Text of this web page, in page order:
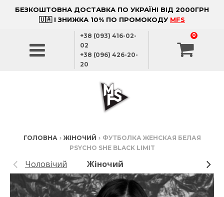
БЕЗКОШТОВНА ДОСТАВКА ПО УКРАЇНІ ВІД 2000ГРН
🇺🇦 І ЗНИЖКА 10% ПО ПРОМОКОДУ MFS
+38 (093) 416-02-
02
+38 (096) 426-20-
20
0
ГОЛОВНА › ЖІНОЧИЙ › ФУТБОЛКА ЖЕНСКАЯ БЕЛАЯ
PSYCHO SHE BLACK LIMIT
Чоловічий Жіночий